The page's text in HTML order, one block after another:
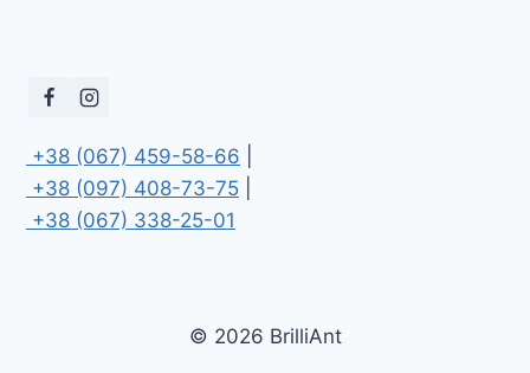
+38 (067) 459-58-66
+38 (097) 408-73-75
+38 (067) 338-25-01
© 2026 BrilliAnt